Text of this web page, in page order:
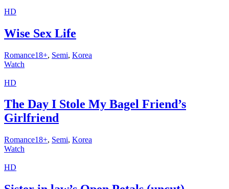
HD
Wise Sex Life
Romance18+, Semi, Korea
Watch
HD
The Day I Stole My Bagel Friend’s
Girlfriend
Romance18+, Semi, Korea
Watch
HD